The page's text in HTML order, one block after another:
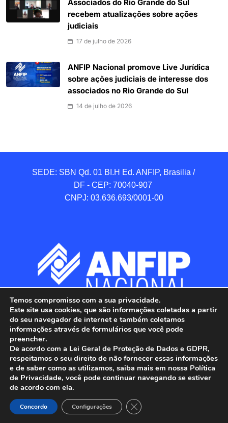
Associados do Rio Grande do Sul
recebem atualizações sobre ações
judiciais
17 de julho de 2026
ANFIP Nacional promove Live Jurídica
sobre ações judiciais de interesse dos
associados no Rio Grande do Sul
14 de julho de 2026
SEDE: SBN Qd. 01 BI.H Ed. ANFIP, Brasilia /
DF - CEP: 70040-907
CNPJ: 03.636.693/0001-00
ANFIP - Associação Nacional dos Auditores
Fiscais da Receita Federal do Brasil.
Todos os Direitos Reservados.
Temos compromisso com a sua privacidade.
Este site usa cookies, que são informações coletadas a partir
do seu navegador de internet e também coletamos
informações através de formulários que você pode
preencher.
De acordo com a Lei Geral de Proteção de Dados e GDPR,
respeitamos o seu direito de não fornecer essas informações
e de saber como as utilizamos, saiba mais em nossa Política
de Privacidade, você pode continuar navegando se estiver
de acordo com ela.
Concordo Configurações Close GDPR Cookie Banner